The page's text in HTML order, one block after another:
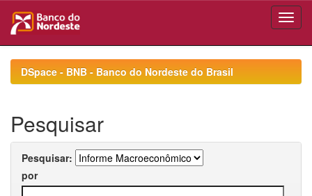
navigationDSpace - BNB - Banco do Nordeste do Brasil
Pesquisar
Pesquisar:
por